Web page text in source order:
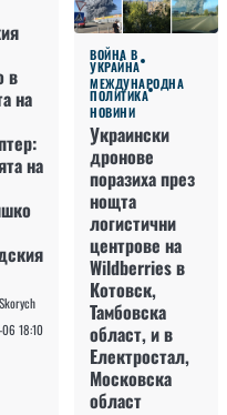
в
на
на
18:10
ВОЙНА В
УКРАЙНА
МЕЖДУНАРОДНА
ПОЛИТИКА
НОВИНИ
Украински
дронове
поразиха през
нощта
логистични
центрове на
Wildberries в
Котовск,
Тамбовска
област, и в
Електростал,
Московска
област